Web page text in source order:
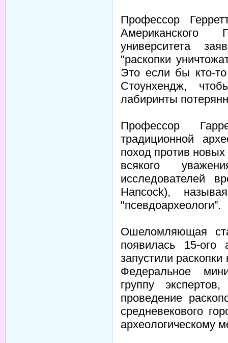
Профессор
Американского
университета
"раскопки
Это если бы кто-
Стоунхендж,
лабиринты
Профессор
традиционной
поход против
всякого
исследователей
Hancock),
"псевдоархеологи”.
Ошеломляющая
появилась 15-
запустили
Федеральное
группу
проведение
средневекового
археологическому